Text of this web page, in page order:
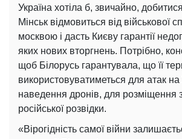
Україна хотіла б, звичайно,
Мінськ відмовиться від військової
москвою і дасть Києву гарантії
яких нових вторгнень. Потрібно,
щоб Білорусь гарантувала, що її
використовуватиметься для атак на
наведення дронів, для розміщення
російської розвідки.
«Вірогідність самої війни